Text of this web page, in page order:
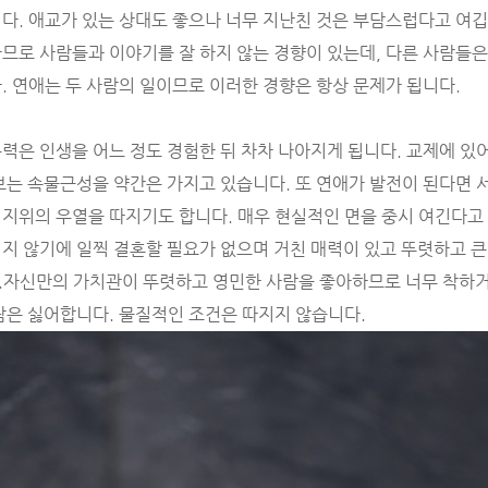
. 애교가 있는 상대도 좋으나 너무 지난친 것은 부담스럽다고 여
로 사람들과 이야기를 잘 하지 않는 경향이 있는데, 다른 사람들
연애는 두 사람의 일이므로 이러한 경향은 항상 문제가 됩니다.
은 인생을 어느 정도 경험한 뒤 차차 나아지게 됩니다. 교제에 있
는 속물근성을 약간은 가지고 있습니다. 또 연애가 발전이 된다면
위의 우열을 따지기도 합니다. 매우 현실적인 면을 중시 여긴다
않기에 일찍 결혼할 필요가 없으며 거친 매력이 있고 뚜렷하고
신만의 가치관이 뚜렷하고 영민한 사람을 좋아하므로 너무 착하
싫어합니다. 물질적인 조건은 따지지 않습니다.